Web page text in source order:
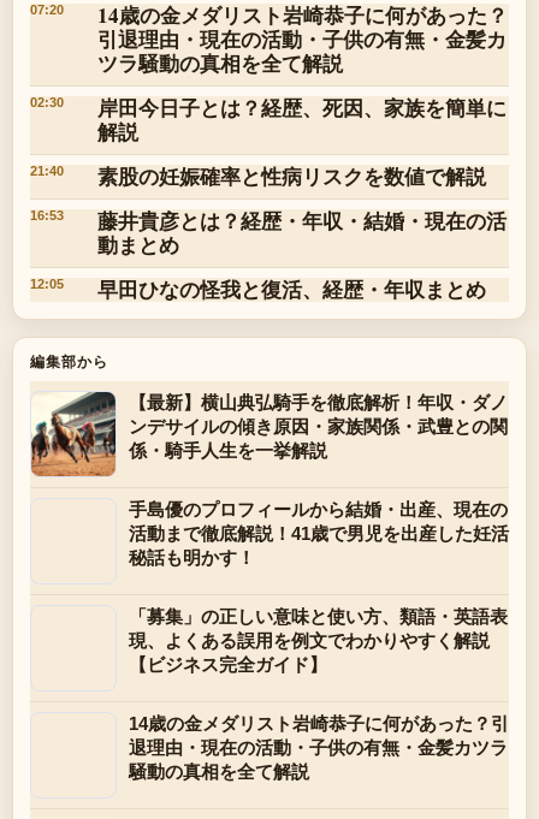
07:20
14歳の金メダリスト岩崎恭子に何があった？
引退理由・現在の活動・子供の有無・金髪カ
ツラ騒動の真相を全て解説
02:30
岸田今日子とは？経歴、死因、家族を簡単に
解説
21:40 素股の妊娠確率と性病リスクを数値で解説
16:53
藤井貴彦とは？経歴・年収・結婚・現在の活
動まとめ
12:05 早田ひなの怪我と復活、経歴・年収まとめ
編集部から
【最新】横山典弘騎手を徹底解析！年収・ダノ
ンデサイルの傾き原因・家族関係・武豊との関
係・騎手人生を一挙解説
手島優のプロフィールから結婚・出産、現在の
活動まで徹底解説！41歳で男児を出産した妊活
秘話も明かす！
「募集」の正しい意味と使い方、類語・英語表
現、よくある誤用を例文でわかりやすく解説
【ビジネス完全ガイド】
14歳の金メダリスト岩崎恭子に何があった？引
退理由・現在の活動・子供の有無・金髪カツラ
騒動の真相を全て解説